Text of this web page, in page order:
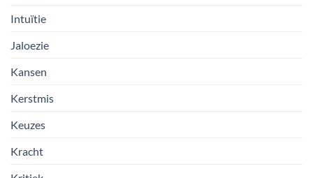
Intuïtie
Jaloezie
Kansen
Kerstmis
Keuzes
Kracht